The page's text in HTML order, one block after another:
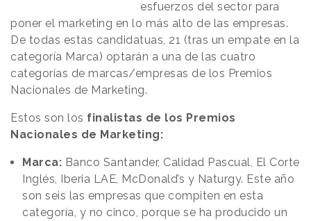
esfuerzos del sector para
poner el marketing en lo más alto de las empresas.
De todas estas candidatuas, 21 (tras un empate en la
categoría Marca) optarán a una de las cuatro
categorías de marcas/empresas de los Premios
Nacionales de Marketing.
Estos son los finalistas de los Premios
Nacionales de Marketing:
Marca: Banco Santander, Calidad Pascual, El Corte
Inglés, Iberia LAE, McDonald’s y Naturgy. Este año
son seis las empresas que compiten en esta
categoría, y no cinco, porque se ha producido un